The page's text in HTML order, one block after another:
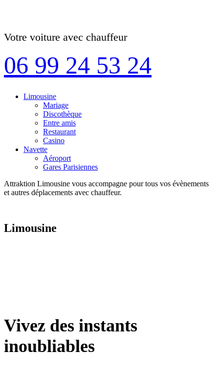
Votre voiture avec chauffeur
06 99 24 53 24
Limousine
Mariage
Discothèque
Entre amis
Restaurant
Casino
Navette
Aéroport
Gares Parisiennes
Attraktion Limousine vous accompagne pour tous vos évènements
et autres déplacements avec chauffeur.
Limousine
Vivez des instants
inoubliables